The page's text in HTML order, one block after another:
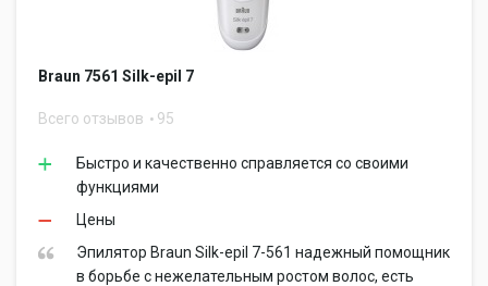
Braun 7561 Silk-epil 7
Всего отзывов 95
Быстро и качественно справляется со своими
функциями
Цены
Эпилятор Braun Silk-epil 7-561 надежный помощник
в борьбе с нежелательным ростом волос, есть